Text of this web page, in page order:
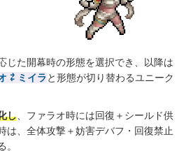
じた開幕時の形態を選択でき、以降は
⇄ ミイラ と形態が切り替わるユニーク
し、ファラオ時には回復＋シールド供
は、全体攻撃＋妨害デバフ・回復禁止
。